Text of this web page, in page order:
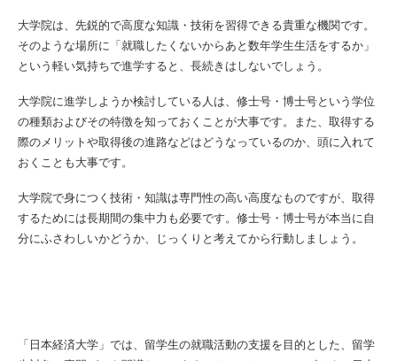
大学院は、先鋭的で高度な知識・技術を習得できる貴重な機関です。
そのような場所に「就職したくないからあと数年学生生活をするか」
という軽い気持ちで進学すると、長続きはしないでしょう。
大学院に進学しようか検討している人は、修士号・博士号という学位
の種類およびその特徴を知っておくことが大事です。また、取得する
際のメリットや取得後の進路などはどうなっているのか、頭に入れて
おくことも大事です。
大学院で身につく技術・知識は専門性の高い高度なものですが、取得
するためには長期間の集中力も必要です。修士号・博士号が本当に自
分にふさわしいかどうか、じっくりと考えてから行動しましょう。
「日本経済大学」では、留学生の就職活動の支援を目的とした、留学